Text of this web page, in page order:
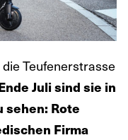
Teufenerstrasse
Juli sind sie in
sehen: Rote
Firma